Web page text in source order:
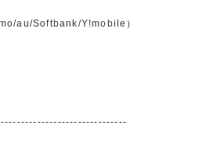
au/Softbank/Y!mobile）